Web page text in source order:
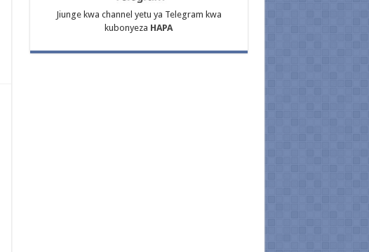
Jiunge kwa channel yetu ya Telegram kwa
kubonyeza HAPA